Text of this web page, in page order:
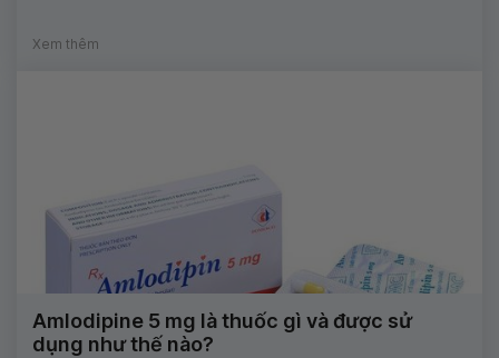
Xem thêm
Amlodipine 5 mg là thuốc gì và được sử
dụng như thế nào?